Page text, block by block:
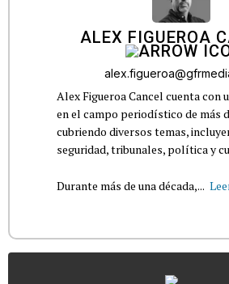
ALEX FIGUEROA
Alex Figueroa Cancel cuenta con
en el campo periodístico de más
cubriendo diversos temas,
seguridad, tribunales, política y
Durante más de una década,...